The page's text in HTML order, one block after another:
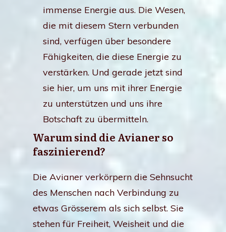
immense Energie aus. Die Wesen,
die mit diesem Stern verbunden
sind, verfügen über besondere
Fähigkeiten, die diese Energie zu
verstärken. Und gerade jetzt sind
sie hier, um uns mit ihrer Energie
zu unterstützen und uns ihre
Botschaft zu übermitteln.
Warum sind die Avianer so
faszinierend?
Die Avianer verkörpern die Sehnsucht
des Menschen nach Verbindung zu
etwas Grösserem als sich selbst. Sie
stehen für Freiheit, Weisheit und die